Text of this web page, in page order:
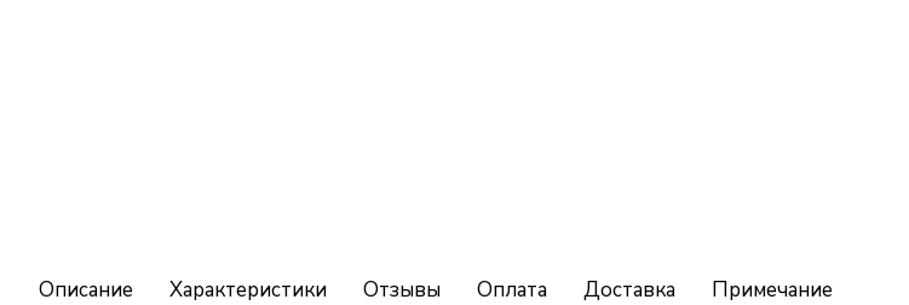
Описание Характеристики Отзывы Оплата Доставка Примечание